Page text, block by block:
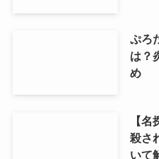
ぷろ
は？
め
【
殺さ
いて